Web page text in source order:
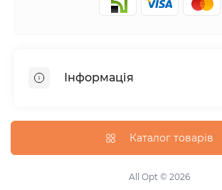
Інформація
Оплата та доставка
Повернення та обмін
Політика конфіденційності
Каталог товарів
All Opt © 2026